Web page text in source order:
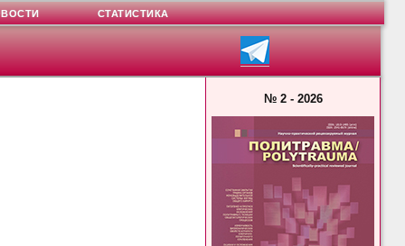
№ 2 - 2026
СТАТИСТИКА